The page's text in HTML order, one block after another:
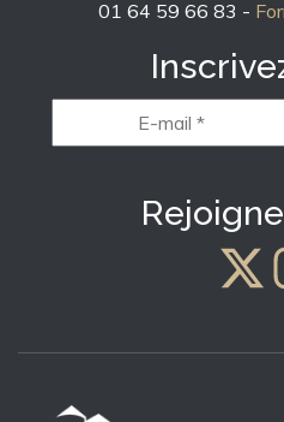
01 64 59 66 83 -
mail
*